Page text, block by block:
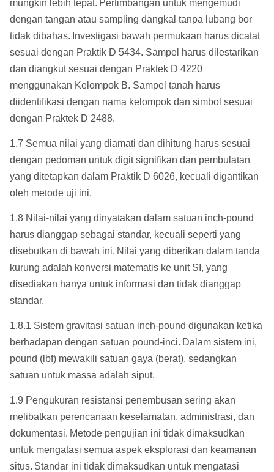
mungkin lebih tepat. Pertimbangan untuk mengemudi
dengan tangan atau sampling dangkal tanpa lubang bor
tidak dibahas. Investigasi bawah permukaan harus dicatat
sesuai dengan Praktik D 5434. Sampel harus dilestarikan
dan diangkut sesuai dengan Praktek D 4220
menggunakan Kelompok B. Sampel tanah harus
diidentifikasi dengan nama kelompok dan simbol sesuai
dengan Praktek D 2488.
1.7 Semua nilai yang diamati dan dihitung harus sesuai
dengan pedoman untuk digit signifikan dan pembulatan
yang ditetapkan dalam Praktik D 6026, kecuali digantikan
oleh metode uji ini.
1.8 Nilai-nilai yang dinyatakan dalam satuan inch-pound
harus dianggap sebagai standar, kecuali seperti yang
disebutkan di bawah ini. Nilai yang diberikan dalam tanda
kurung adalah konversi matematis ke unit SI, yang
disediakan hanya untuk informasi dan tidak dianggap
standar.
1.8.1 Sistem gravitasi satuan inch-pound digunakan ketika
berhadapan dengan satuan pound-inci. Dalam sistem ini,
pound (lbf) mewakili satuan gaya (berat), sedangkan
satuan untuk massa adalah siput.
1.9 Pengukuran resistansi penembusan sering akan
melibatkan perencanaan keselamatan, administrasi, dan
dokumentasi. Metode pengujian ini tidak dimaksudkan
untuk mengatasi semua aspek eksplorasi dan keamanan
situs. Standar ini tidak dimaksudkan untuk mengatasi